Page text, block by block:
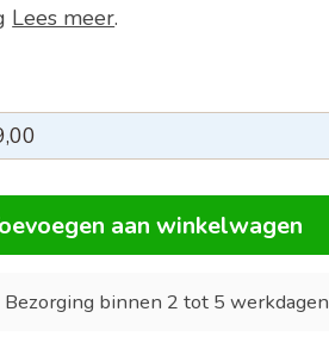
Lees meer.
aan winkelwagen
Bezorging binnen 2 tot 5 werkdagen